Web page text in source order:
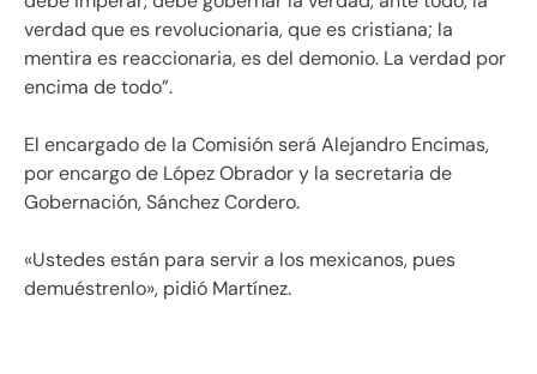
verdad que es revolucionaria, que es cristiana; la
mentira es reaccionaria, es del demonio. La verdad por
encima de todo”.
El encargado de la Comisión será Alejandro Encimas,
por encargo de López Obrador y la secretaria de
Gobernación, Sánchez Cordero.
«Ustedes están para servir a los mexicanos, pues
demuéstrenlo», pidió Martínez.